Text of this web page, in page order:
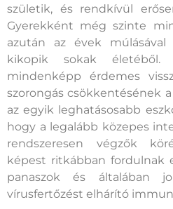
születik, és rendkívül
Gyerekként még szinte
azután az évek
kikopik sokak
mindenképp érdemes
szorongás csökkentésének
az egyik leghatásosabb
hogy a legalább közepes
rendszeresen végzők
képest ritkábban fordulnak
panaszok és általában
vírusfertőzést elhárító